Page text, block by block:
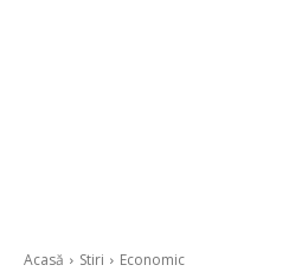
Acasă Stiri Economic